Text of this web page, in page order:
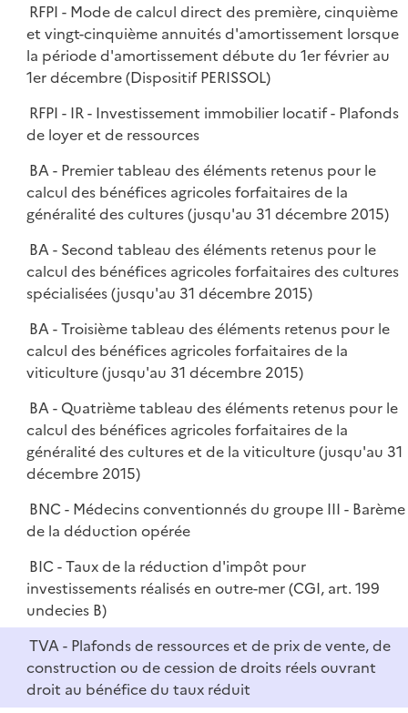
RFPI - Mode de calcul direct des première, cinquième
et vingt-cinquième annuités d'amortissement lorsque
la période d'amortissement débute du 1er février au
1er décembre (Dispositif PERISSOL)
RFPI - IR - Investissement immobilier locatif - Plafonds
de loyer et de ressources
BA - Premier tableau des éléments retenus pour le
calcul des bénéfices agricoles forfaitaires de la
généralité des cultures (jusqu'au 31 décembre 2015)
BA - Second tableau des éléments retenus pour le
calcul des bénéfices agricoles forfaitaires des cultures
spécialisées (jusqu'au 31 décembre 2015)
BA - Troisième tableau des éléments retenus pour le
calcul des bénéfices agricoles forfaitaires de la
viticulture (jusqu'au 31 décembre 2015)
BA - Quatrième tableau des éléments retenus pour le
calcul des bénéfices agricoles forfaitaires de la
généralité des cultures et de la viticulture (jusqu'au 31
décembre 2015)
BNC - Médecins conventionnés du groupe III - Barème
de la déduction opérée
BIC - Taux de la réduction d'impôt pour
investissements réalisés en outre-mer (CGI, art. 199
undecies B)
TVA - Plafonds de ressources et de prix de vente, de
construction ou de cession de droits réels ouvrant
droit au bénéfice du taux réduit